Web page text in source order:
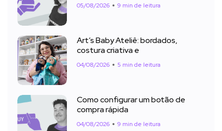
05/08/2026 9 min de leitura
Art’s Baby Ateliê: bordados,
costura criativa e
04/08/2026 5 min de leitura
Como configurar um botão de
compra rápida
04/08/2026 9 min de leitura